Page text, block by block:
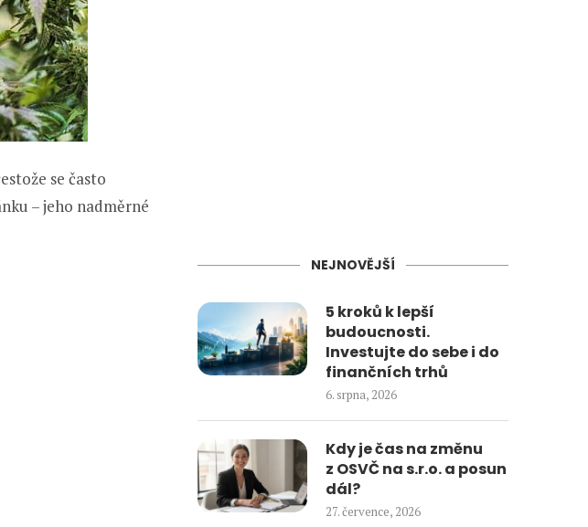
se často
– jeho nadměrné
NEJNOVĚJŠÍ
5 kroků k lepší
budoucnosti.
Investujte do sebe i do
finančních trhů
6. srpna, 2026
Kdy je čas na změnu
z OSVČ na s.r.o. a posun
dál?
27. července, 2026